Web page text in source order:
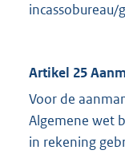
incassobureau/
Artikel 25
Voor de
Algemene wet
in rekening